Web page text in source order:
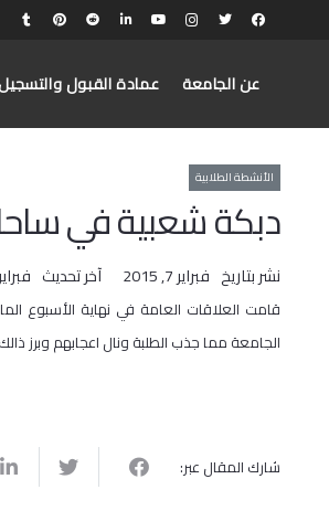
عن الجامعة عمادة القبول
الأنشطة الطلابية
دبكة شعبية في
نشر بتاريخ فبراير 7, 2015 آخر تحديث فبراير 7, 2015
قامت العلاقات العامة في نهاية الأسبوع
الجامعة مما جذب الطلبة ونال اعجابهم وبرز
شارك المقال عبر: